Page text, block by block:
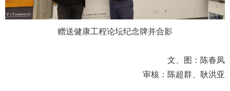
赠送健康工程论坛纪念牌并合影
文、图：陈春凤
审核：陈超群、耿洪亚